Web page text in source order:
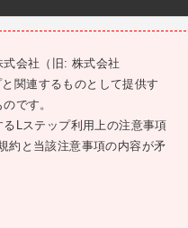
会社（旧: 株式会社
関連するものとして提供す
です。
Lステップ利用上の注意事項
約と当該注意事項の内容が矛